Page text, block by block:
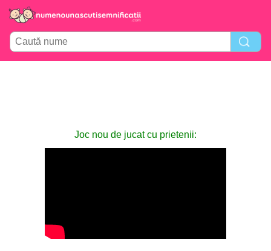
Joc nou de jucat cu prietenii: